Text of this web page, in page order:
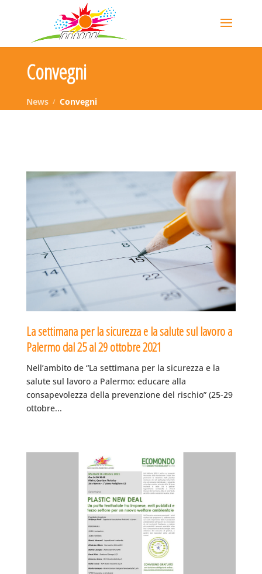
Convegni
News Convegni
La settimana per la sicurezza e la salute sul lavoro a
Palermo dal 25 al 29 ottobre 2021
Nell’ambito de “La settimana per la sicurezza e la
salute sul lavoro a Palermo: educare alla
consapevolezza della prevenzione del rischio” (25-29
ottobre...